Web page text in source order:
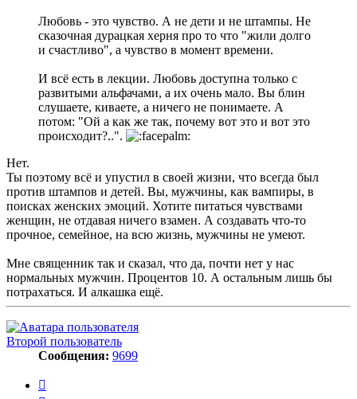
Любовь - это чувство. А не дети и не штампы. Не
сказочная дурацкая херня про то что "жили долго
и счастливо", а чувство в момент времени.
И всё есть в лекции. Любовь доступна только с
развитыми альфачами, а их очень мало. Вы блин
слушаете, киваете, а ничего не понимаете. А
потом: "Ой а как же так, почему вот это и вот это
происходит?..".
Нет.
Ты поэтому всё и упустил в своей жизни, что всегда был
против штампов и детей. Вы, мужчины, как вампиры, в
поисках женских эмоций. Хотите питаться чувствами
женщин, не отдавая ничего взамен. А создавать что-то
прочное, семейное, на всю жизнь, мужчины не умеют.
Мне священник так и сказал, что да, почти нет у нас
нормальных мужчин. Процентов 10. А остальным лишь бы
потрахаться. И алкашка ещё.
Второй пользователь
Сообщения: 9699